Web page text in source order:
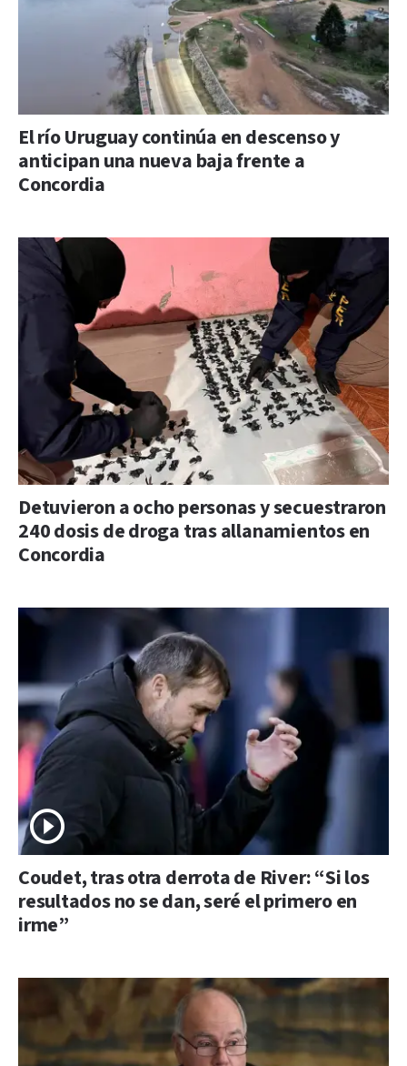
El río Uruguay continúa en descenso y
anticipan una nueva baja frente a
Concordia
Detuvieron a ocho personas y secuestraron
240 dosis de droga tras allanamientos en
Concordia
Coudet, tras otra derrota de River: “Si los
resultados no se dan, seré el primero en
irme”